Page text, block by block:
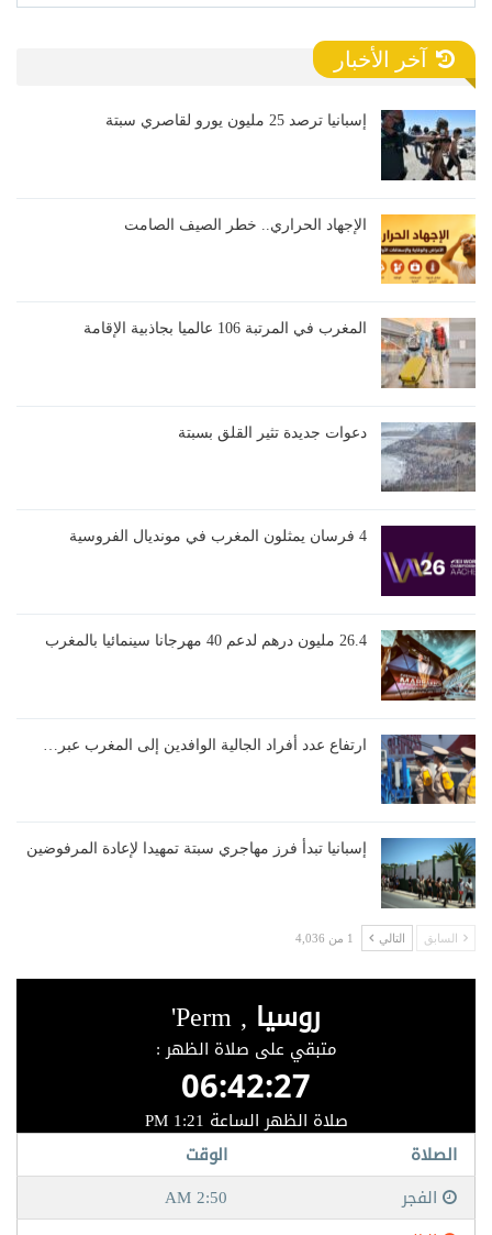
آخر الأخبار
إسبانيا ترصد 25 مليون يورو لقاصري سبتة
الإجهاد الحراري.. خطر الصيف الصامت
المغرب في المرتبة 106 عالميا بجاذبية الإقامة
دعوات جديدة تثير القلق بسبتة
4 فرسان يمثلون المغرب في مونديال الفروسية
26.4 مليون درهم لدعم 40 مهرجانا سينمائيا بالمغرب
ارتفاع عدد أفراد الجالية الوافدين إلى المغرب عبر…
إسبانيا تبدأ فرز مهاجري سبتة تمهيدا لإعادة المرفوضين
السابق التالي 1 من 4,036